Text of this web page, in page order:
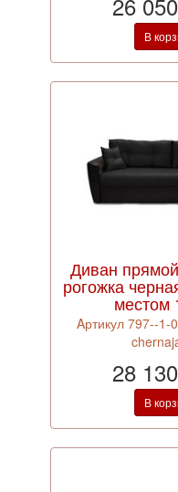
В
Диван
рогожка
местом
Aртикул 797--1-
28
В